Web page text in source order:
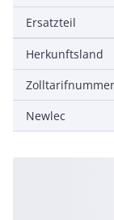
Ersatzteil
Herkunftsland
Zolltarifnummer
Newlec